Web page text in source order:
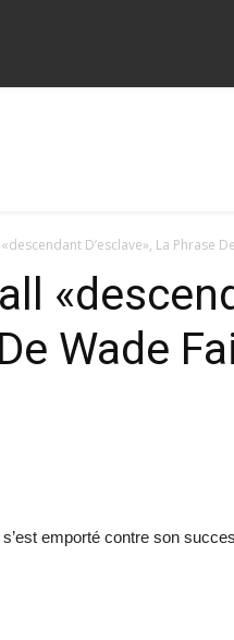
«descendant D’esclave», La Phrase
Wade
s’est emporté contre son